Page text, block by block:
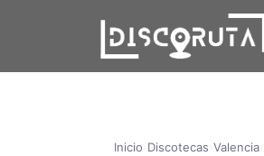
Inicio Discotecas Valencia